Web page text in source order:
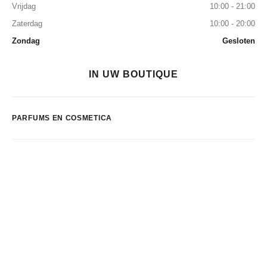
Vrijdag
10:00 - 21:00
Zaterdag
10:00 - 20:00
Zondag
Gesloten
IN UW BOUTIQUE
PARFUMS EN COSMETICA